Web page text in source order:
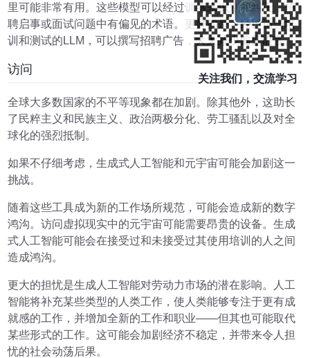
里可能非常有用。这些模型可以经过训练来识别和纠正，招
聘启事或面试问题中有偏见的术语。更好的是，经过适当培
训和测试的LLM，可以撰写招聘广告，大大减少偏见语言。
访问
全球大多数国家的不平等现象都在加剧。除其他外，这助长
了民粹主义和民族主义、政治两极分化、劳工骚乱以及对全
球化的强烈抵制。
如果不仔细考虑，生成式人工智能和元宇宙可能会加剧这一
挑战。
随着这些工具成为新的工作场所规范，可能会造成新的数字
鸿沟。访问虚拟现实中的元宇宙可能需要昂贵的设备。生成
式人工智能可能会在接受过和未接受过其使用培训的人之间
造成鸿沟。
更大的担忧是生成人工智能对劳动力市场的潜在影响。人工
智能将补充某些类型的人类工作，使人类能够专注于更有成
就感的工作，并增加全新的工作和职业——但其也可能取代
某些形式的工作。这可能会加剧经济不稳定，并带来令人担
忧的社会动荡后果。
关注我们，交流学习